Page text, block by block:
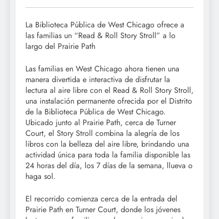
La Biblioteca Pública de West Chicago ofrece a
las familias un “Read & Roll Story Stroll” a lo
largo del Prairie Path
Las familias en West Chicago ahora tienen una
manera divertida e interactiva de disfrutar la
lectura al aire libre con el Read & Roll Story Stroll,
una instalación permanente ofrecida por el Distrito
de la Biblioteca Pública de West Chicago.
Ubicado junto al Prairie Path, cerca de Turner
Court, el Story Stroll combina la alegría de los
libros con la belleza del aire libre, brindando una
actividad única para toda la familia disponible las
24 horas del día, los 7 días de la semana, llueva o
haga sol.
El recorrido comienza cerca de la entrada del
Prairie Path en Turner Court, donde los jóvenes